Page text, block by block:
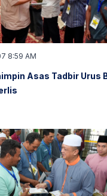
8:59 AM
Asas Tadbir Urus